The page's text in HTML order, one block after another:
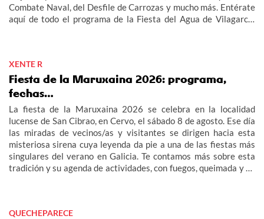
Combate Naval, del Desfile de Carrozas y mucho más. Entérate
aquí de todo el programa de la Fiesta del Agua de Vilagarcía
XENTE R
Fiesta de la Maruxaina 2026: programa,
fechas…
La fiesta de la Maruxaina 2026 se celebra en la localidad
lucense de San Cibrao, en Cervo, el sábado 8 de agosto. Ese día
las miradas de vecinos/as y visitantes se dirigen hacia esta
misteriosa sirena cuya leyenda da pie a una de las fiestas más
singulares del verano en Galicia. Te contamos más sobre esta
tradición y su agenda de actividades, con fuegos, queimada y un
QUECHEPARECE